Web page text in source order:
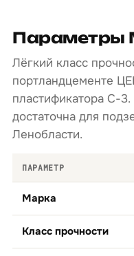
Параметры
Лёгкий класс
портландцементе
пластификатора С-
достаточна для
Ленобласти.
ПАРАМЕТР
Марка
Класс прочности